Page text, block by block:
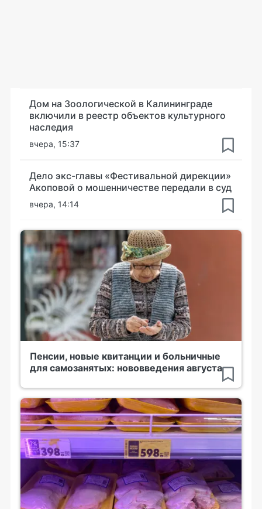
Дом на Зоологической в Калининграде
включили в реестр объектов культурного
наследия
вчера, 15:37
Дело экс-главы «Фестивальной дирекции»
Акоповой о мошенничестве передали в суд
вчера, 14:14
Пенсии, новые квитанции и больничные
для самозанятых: нововведения августа